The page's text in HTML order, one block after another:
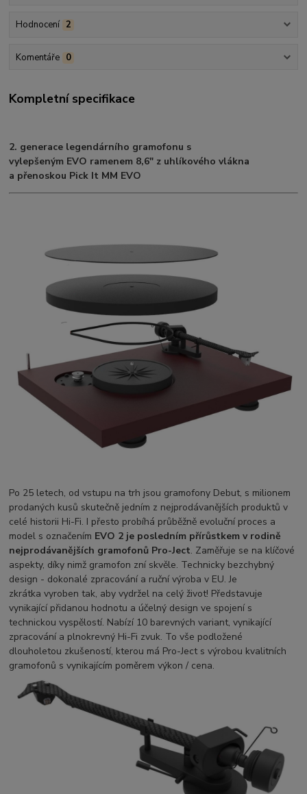
Hodnocení 2
Komentáře 0
Kompletní specifikace
2. generace legendárního gramofonu s
vylepšeným EVO ramenem 8,6" z uhlíkového vlákna
a přenoskou Pick It MM EVO
Po 25 letech, od vstupu na trh jsou gramofony Debut, s milionem
prodaných kusů skutečně jedním z nejprodávanějších produktů v
celé historii Hi-Fi. I přesto probíhá průběžně evoluční proces a
model s označením EVO 2 je posledním přírůstkem v rodině
nejprodávanějších gramofonů Pro-Ject. Zaměřuje se na klíčové
aspekty, díky nimž gramofon zní skvěle. Technicky bezchybný
design - dokonalé zpracování a ruční výroba v EU. Je
zkrátka vyroben tak, aby vydržel na celý život! Představuje
vynikající přidanou hodnotu a účelný design ve spojení s
technickou vyspělostí. Nabízí 10 barevných variant, vynikající
zpracování a plnokrevný Hi-Fi zvuk. To vše podložené
dlouholetou zkušeností, kterou má Pro-Ject s výrobou kvalitních
gramofonů s vynikajícím poměrem výkon / cena.